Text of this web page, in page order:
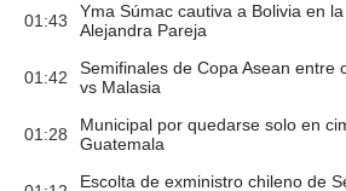
01:43
Yma Súmac cautiva a Bolivia en
Alejandra Pareja
01:42
Semifinales de Copa Asean entre
vs Malasia
01:28
Municipal por quedarse solo en
Guatemala
Escolta de exministro chileno de